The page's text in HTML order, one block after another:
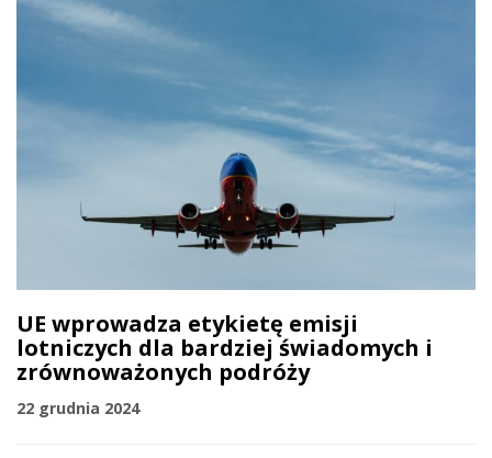
UE wprowadza etykietę emisji
lotniczych dla bardziej świadomych i
zrównoważonych podróży
22 grudnia 2024